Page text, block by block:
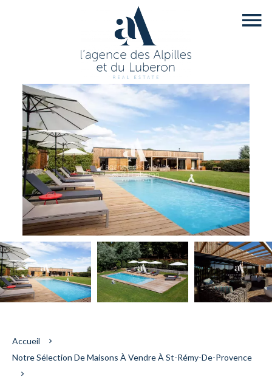
Accueil
Notre Sélection De Maisons À Vendre À St-Rémy-De-Provence